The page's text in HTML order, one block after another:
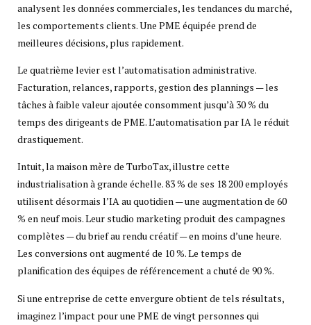
analysent les données commerciales, les tendances du marché,
les comportements clients. Une PME équipée prend de
meilleures décisions, plus rapidement.
Le quatrième levier est l’automatisation administrative.
Facturation, relances, rapports, gestion des plannings — les
tâches à faible valeur ajoutée consomment jusqu’à 30 % du
temps des dirigeants de PME. L’automatisation par IA le réduit
drastiquement.
Intuit, la maison mère de TurboTax, illustre cette
industrialisation à grande échelle. 83 % de ses 18 200 employés
utilisent désormais l’IA au quotidien — une augmentation de 60
% en neuf mois. Leur studio marketing produit des campagnes
complètes — du brief au rendu créatif — en moins d’une heure.
Les conversions ont augmenté de 10 %. Le temps de
planification des équipes de référencement a chuté de 90 %.
Si une entreprise de cette envergure obtient de tels résultats,
imaginez l’impact pour une PME de vingt personnes qui